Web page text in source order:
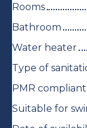
Rooms
Bathroom
Water heater
Type of
PMR
Suitable for